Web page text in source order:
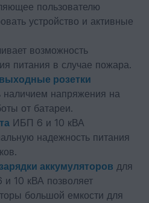
пользователю
устройство и активные
возможность
питания в случае пожара.
розетки
наличием напряжения на
от батареи.
ИБП 6 и 10 кВА
надежность питания
аккумуляторов для
и 10 кВА позволяет
большой емкости для